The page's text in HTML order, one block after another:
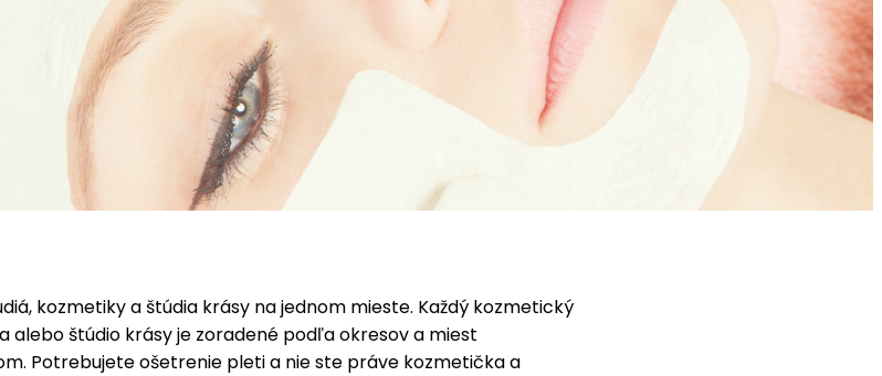
kozmetiky a štúdia krásy na jednom mieste. Každý kozmetický
alebo štúdio krásy je zoradené podľa okresov a miest
Potrebujete ošetrenie pleti a nie ste práve kozmetička a